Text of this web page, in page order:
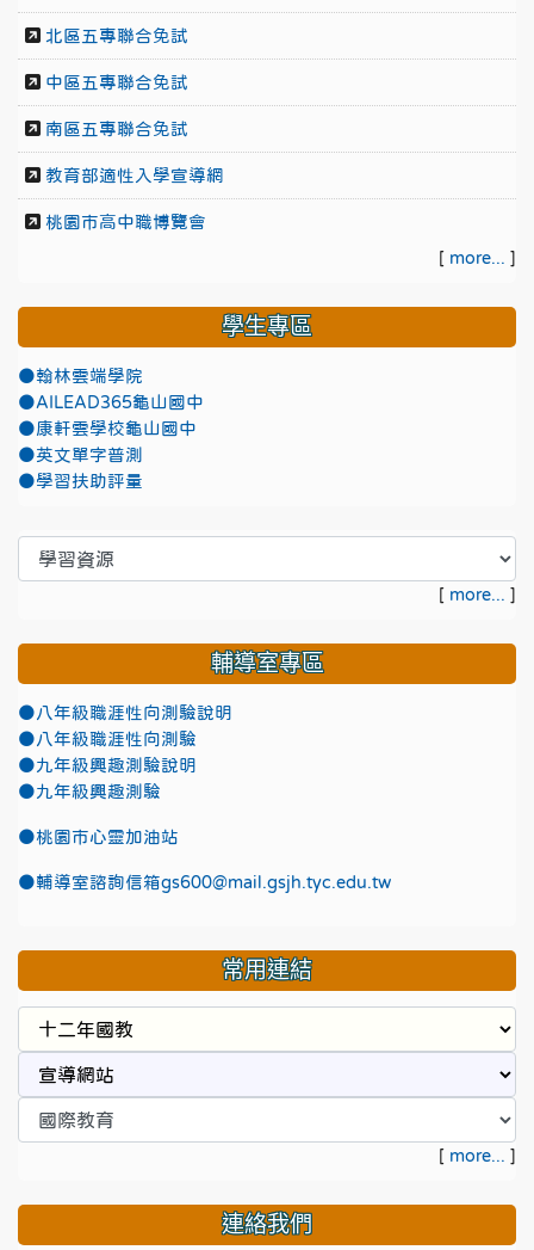
北區五專聯合免試
中區五專聯合免試
南區五專聯合免試
教育部適性入學宣導網
桃園市高中職博覽會
[ more... ]
學生專區
●翰林雲端學院
●AILEAD365龜山國中
●康軒雲學校龜山國中
●英文單字普測
●學習扶助評量
[ more... ]
輔導室專區
●八年級職涯性向測驗說明
●八年級職涯性向測驗
●九年級興趣測驗說明
●九年級興趣測驗
●桃園市心靈加油站
●輔導室諮詢信箱gs600@mail.gsjh.tyc.edu.tw
常用連結
[ more... ]
連絡我們